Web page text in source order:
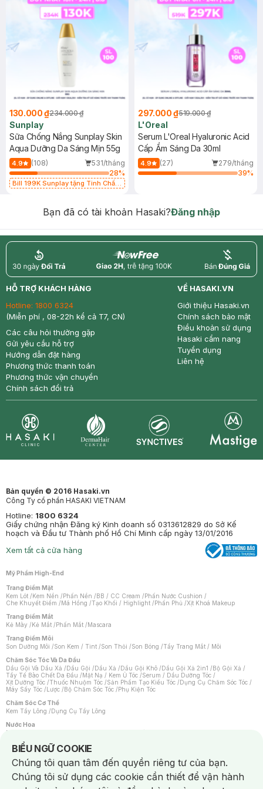
130.000 ₫234.000 ₫
Sunplay
Sữa Chống Nắng Sunplay Skin
Aqua Dưỡng Da Sáng Mịn 55g
4.9 (108)
531/tháng
28%
Bill 199K Sunplay tặng Tinh Chất
297.000 ₫519.000 ₫
L'Oreal
Serum L'Oreal Hyaluronic Acid
Cấp Ẩm Sáng Da 30ml
4.9 (27)
279/tháng
39%
Bạn đã có tài khoản Hasaki?Đăng nhập
return nowfree price
HỖ TRỢ KHÁCH HÀNG
Hotline: 1800 6324
(Miễn phí , 08-22h kể cả T7, CN)
Các câu hỏi thường gặp
Gửi yêu cầu hỗ trợ
Hướng dẫn đặt hàng
Phương thức thanh toán
Phương thức vận chuyển
Chính sách đổi trả
VỀ HASAKI.VN
Giới thiệu Hasaki.vn
Chính sách bảo mật
Điều khoản sử dụng
Hasaki cẩm nang
Tuyển dụng
Liên hệ
Bản quyền © 2016 Hasaki.vn
Công Ty cổ phần HASAKI VIETNAM
Hotline: 1800 6324
Giấy chứng nhận Đăng ký Kinh doanh số 0313612829 do Sở Kế
hoạch và Đầu tư Thành phố Hồ Chí Minh cấp ngày 13/01/2016
Xem tất cả cửa hàng
Mỹ Phẩm High-End
Trang Điểm Mặt
Kem Lót /Kem Nền /Phấn Nền /BB / CC Cream /Phấn Nước Cushion /
Che Khuyết Điểm /Má Hồng /Tạo Khối / Highlight /Phấn Phủ /Xịt Khoá Makeup
Trang Điểm Mắt
Kẻ Mày /Kẻ Mắt /Phấn Mắt /Mascara
Trang Điểm Môi
Son Dưỡng Môi /Son Kem / Tint /Son Thỏi /Son Bóng /Tẩy Trang Mắt / Môi
Chăm Sóc Tóc Và Da Đầu
Dầu Gội Và Dầu Xả /Dầu Gội /Dầu Xả /Dầu Gội Khô /Dầu Gội Xả 2in1 /Bộ Gội Xả /
Tẩy Tế Bào Chết Da Đầu /Mặt Nạ / Kem Ủ Tóc /Serum / Dầu Dưỡng Tóc /
Xịt Dưỡng Tóc /Thuốc Nhuộm Tóc /Sản Phẩm Tạo Kiểu Tóc /Dụng Cụ Chăm Sóc Tóc /
Máy Sấy Tóc /Lược /Bộ Chăm Sóc Tóc /Phụ Kiện Tóc
Chăm Sóc Cơ Thể
Kem Tẩy Lông /Dụng Cụ Tẩy Lông
Nước Hoa
Nước Hoa Nữ
Chăm Sóc Cá Nhân
Chống Muỗi /Khẩu Trang /Máy Massage/Mặt Nạ Xông Hơi /Nước Rửa Tay/
Sản Phẩm Chăm Sóc Khác /Bàn Chải Đánh Răng /Bàn Chải Điện/
Hỗ Trợ Trắng Răng/Kem Đánh Răng /Máy Tăm Nước/ Nước Súc Miệng/
Tăm / Chỉ Nha Khoa/ Xịt Thơm Miệng / Dung Dịch Vệ Sinh/Dưỡng Vùng Kín/
BIỂU NGỮ COOKIE
Notice about cookies usage
Chúng tôi quan tâm đến quyền riêng tư của bạn.
Chúng tôi sử dụng các cookie cần thiết để vận hành